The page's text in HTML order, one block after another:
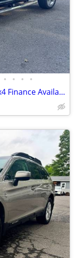
• • • •
2014 Ram 1500 Quad Cab Big Horn 4x4 Finance Available